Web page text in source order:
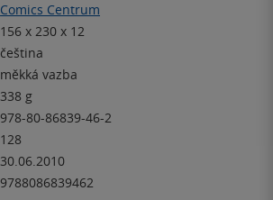
Comics Centrum
156 x 230 x 12
čeština
měkká vazba
338 g
978-80-86839-46-2
128
30.06.2010
9788086839462